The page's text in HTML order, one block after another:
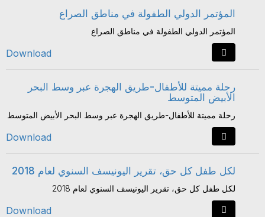
المؤتمر الدولي الطفولة في مناطق الصراع
المؤتمر الدولي الطفولة في مناطق الصراع
Download
رحلة مميتة للأطفال-طريق الهجرة عبر وسط البحر
الأبيض المتوسط
رحلة مميتة للأطفال-طريق الهجرة عبر وسط البحر الأبيض المتوسط
Download
لكل طفل كل حق، تقرير اليونيسف السنوي لعام 2018
لكل طفل كل حق، تقرير اليونيسف السنوي لعام 2018
Download